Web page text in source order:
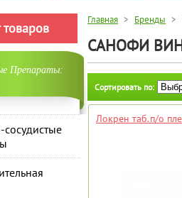
товаров
Препараты:
Главная > Бренды >
САНОФИ
Сортировать по:
Локрен таб.п/о